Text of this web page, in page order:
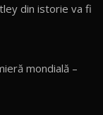
din istorie va fi
mondială –